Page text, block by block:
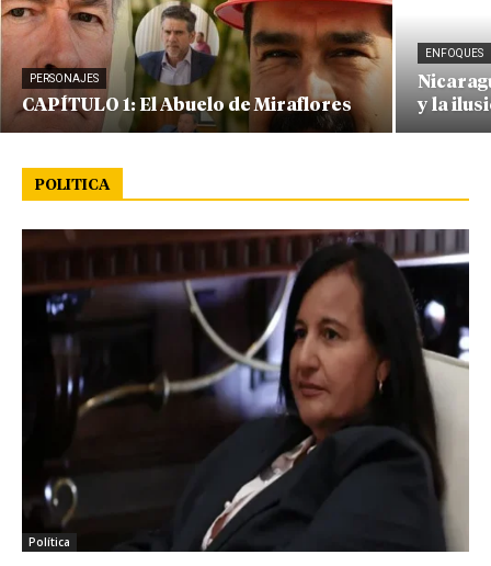
PERSONAJES
CAPÍTULO 1: El Abuelo de Miraflores
ENFOQUES
y la
POLITICA
Política